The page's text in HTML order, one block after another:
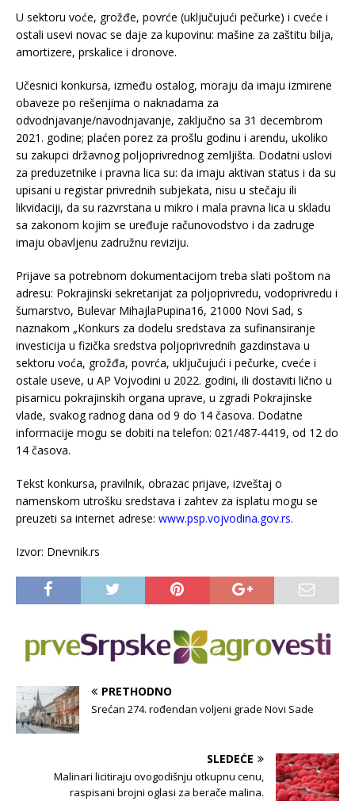
U sektoru voće, grožđe, povrće (uključujući pečurke) i cveće i
ostali usevi novac se daje za kupovinu: mašine za zaštitu bilja,
amortizere, prskalice i dronove.
Učesnici konkursa, između ostalog, moraju da imaju izmirene
obaveze po rešenjima o naknadama za
odvodnjavanje/navodnjavanje, zaključno sa 31 decembrom
2021. godine; plaćen porez za prošlu godinu i arendu, ukoliko
su zakupci državnog poljoprivrednog zemljišta. Dodatni uslovi
za preduzetnike i pravna lica su: da imaju aktivan status i da su
upisani u registar privrednih subjekata, nisu u stečaju ili
likvidaciji, da su razvrstana u mikro i mala pravna lica u skladu
sa zakonom kojim se uređuje računovodstvo i da zadruge
imaju obavljenu zadružnu reviziju.
Prijave sa potrebnom dokumentacijom treba slati poštom na
adresu: Pokrajinski sekretarijat za poljoprivredu, vodoprivredu i
šumarstvo, Bulevar MihajlaPupina16, 21000 Novi Sad, s
naznakom „Konkurs za dodelu sredstava za sufinansiranje
investicija u fizička sredstva poljoprivrednih gazdinstava u
sektoru voća, grožđa, povrća, uključujući i pečurke, cveće i
ostale useve, u AP Vojvodini u 2022. godini, ili dostaviti lično u
pisarnicu pokrajinskih organa uprave, u zgradi Pokrajinske
vlade, svakog radnog dana od 9 do 14 časova. Dodatne
informacije mogu se dobiti na telefon: 021/487-4419, od 12 do
14 časova.
Tekst konkursa, pravilnik, obrazac prijave, izveštaj o
namenskom utrošku sredstava i zahtev za isplatu mogu se
preuzeti sa internet adrese: www.psp.vojvodina.gov.rs.
Izvor: Dnevnik.rs
PRETHODNO
Srećan 274. rođendan voljeni grade Novi Sade
SLEDEĆE
Malinari licitiraju ovogodišnju otkupnu cenu,
raspisani brojni oglasi za berače malina.